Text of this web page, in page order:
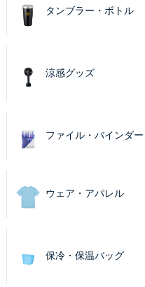
タンブラー・ボトル
涼感グッズ
ファイル・バインダー
ウェア・アパレル
保冷・保温バッグ